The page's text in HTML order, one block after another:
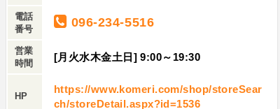
電話
番号
096-234-5516
営業
時間
[月火水木金土日] 9:00～19:30
HP
https://www.komeri.com/shop/storeSear
ch/storeDetail.aspx?id=1536